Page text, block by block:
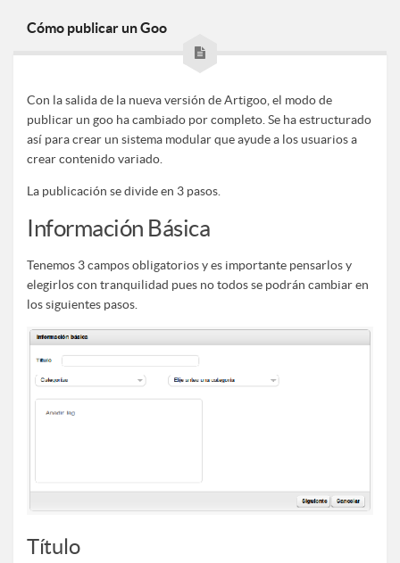
Cómo publicar un Goo
Con la salida de la nueva versión de Artigoo, el modo de
publicar un goo ha cambiado por completo. Se ha estructurado
así para crear un sistema modular que ayude a los usuarios a
crear contenido variado.
La publicación se divide en 3 pasos.
Información Básica
Tenemos 3 campos obligatorios y es importante pensarlos y
elegirlos con tranquilidad pues no todos se podrán cambiar en
los siguientes pasos.
Título